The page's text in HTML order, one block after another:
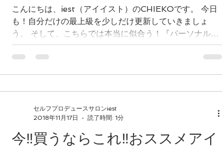
こんにちは、iest（アイイスト）のCHIEKOです。 今日
も！自分だけの最上級を少しだけ更新していきましょ
う。 そして、こちらでは本当に似合う！『パーソナルカ
ラー診断、骨格診断、メイクレッスン』で美人度UP最短
の魔法を中心にお伝えしていますが★ 今回のお客様は...
今‼️買うならこれ‼️おススメアイ
セルフプロデュースサロンiest
2018年11月17日
読了時間: 1分